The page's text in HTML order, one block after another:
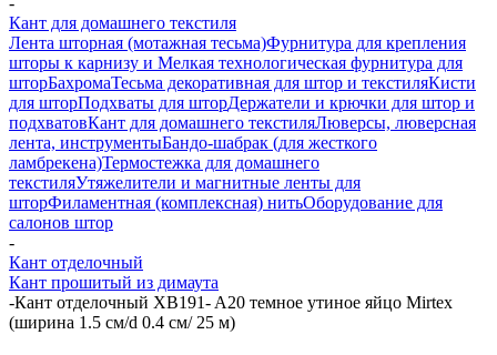
Кант для домашнего текстиля
Лента шторная (мотажная тесьма)Фурнитура для крепления
шторы к карнизу и Мелкая технологическая фурнитура для
шторБахромаТесьма декоративная для штор и текстиляКисти
для шторПодхваты для шторДержатели и крючки для штор и
подхватовКант для домашнего текстиляЛюверсы, люверсная
лента, инструментыБандо-шабрак (для жесткого
ламбрекена)Термостежка для домашнего
текстиляУтяжелители и магнитные ленты для
шторФиламентная (комплексная) нитьОборудование для
салонов штор
-
Кант отделочный
Кант прошитый из димаута
-Кант отделочный XB191- A20 темное утиное яйцо Mirtex
(ширина 1.5 см/d 0.4 см/ 25 м)